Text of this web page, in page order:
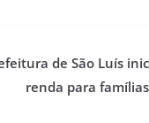
de São Luís
renda para